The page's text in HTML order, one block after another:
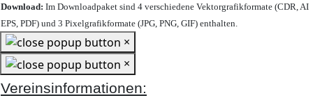
Download: Im Downloadpaket sind 4 verschiedene Vektorgrafikformate (CDR, AI
EPS, PDF) und 3 Pixelgrafikformate (JPG, PNG, GIF) enthalten.
×
×
Vereinsinformationen: